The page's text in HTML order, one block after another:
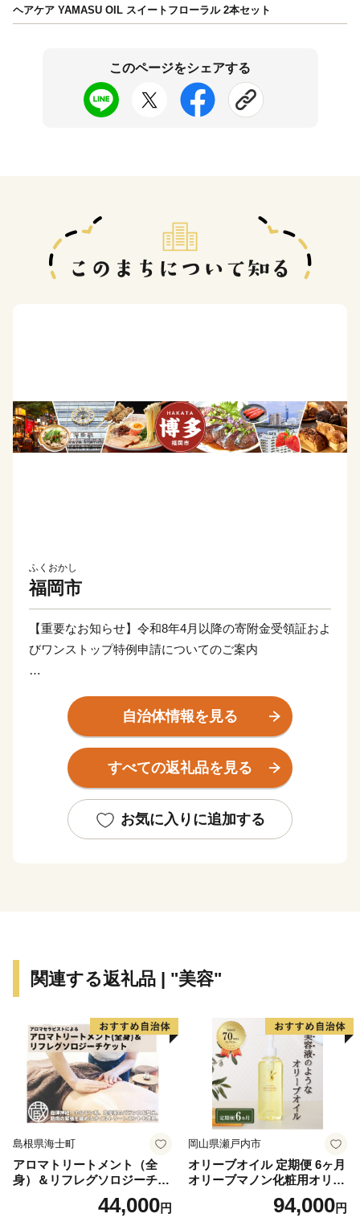
ヘアケア YAMASU OIL スイートフローラル 2本セット
このページをシェアする
ふくおかし
福岡市
【重要なお知らせ】令和8年4月以降の寄附金受領証およ
びワンストップ特例申請についてのご案内
「寄附金受領証およびワンストップ特例申請」につい
て、以下の通りご連絡いたします。
■寄附金受領証明書について
礼の特産品とは別にお送りいたします。
お手元に届くまで、今しばらくお待ちくださいますよう
寄附をした翌年1月10日（必着）までに、必要書類をご
記入・ご準備のうえ、下記住所までご返送ください。
※期限を過ぎた場合は確定申告が必要となりますので、
ご注意ください。
〒260-0016
千葉県千葉市中央区栄町36-10 甲南アセット千葉中央
レッドホースコーポレーション株式会社 ふるさとサポ
自治体情報を見る
すべての返礼品を見る
お気に入りに追加する
関連する返礼品 | "美容"
島根県海士町
アロマトリートメント（全
身）＆リフレグソロジーチケ
44,000円
岡山県瀬戸内市
オリーブオイル 定期便 6ヶ月
オリーブマノン化粧用オリー
ブオイル 200ml オリーブ オ
イル 美容 スキンケア 化粧用
94,000円